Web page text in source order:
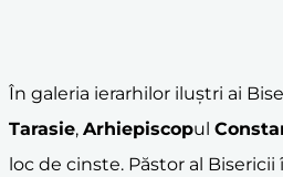
În galeria ierarhilor iluștri ai
Tarasie, Arhiepiscopul
loc de cinste. Păstor al Bisericii